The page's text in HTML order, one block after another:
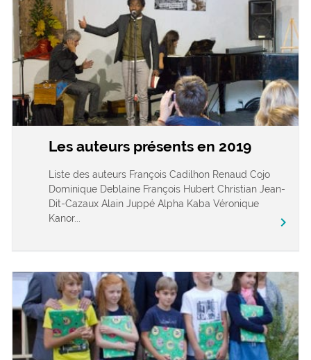
Les auteurs présents en 2019
Liste des auteurs François Cadilhon Renaud Cojo
Dominique Deblaine François Hubert Christian Jean-
Dit-Cazaux Alain Juppé Alpha Kaba Véronique
Kanor...
chevron_right